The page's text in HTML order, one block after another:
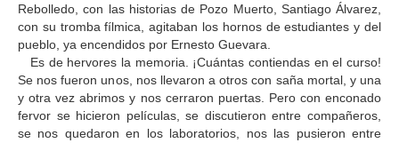
Rebolledo, con las historias de Pozo Muerto, Santiago Álvarez,
con su tromba fílmica, agitaban los hornos de estudiantes y del
pueblo, ya encendidos por Ernesto Guevara.
Es de hervores la memoria. ¡Cuántas contiendas en el curso!
Se nos fueron unos, nos llevaron a otros con saña mortal, y una
y otra vez abrimos y nos cerraron puertas. Pero con enconado
fervor se hicieron películas, se discutieron entre compañeros,
se nos quedaron en los laboratorios, nos las pusieron entre